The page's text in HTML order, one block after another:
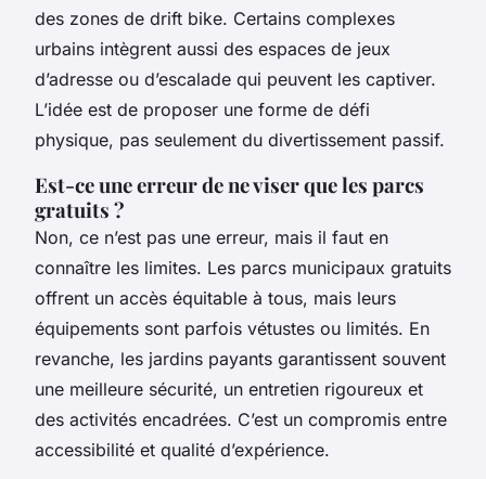
des zones de drift bike. Certains complexes
urbains intègrent aussi des espaces de jeux
d’adresse ou d’escalade qui peuvent les captiver.
L’idée est de proposer une forme de défi
physique, pas seulement du divertissement passif.
Est-ce une erreur de ne viser que les parcs
gratuits ?
Non, ce n’est pas une erreur, mais il faut en
connaître les limites. Les parcs municipaux gratuits
offrent un accès équitable à tous, mais leurs
équipements sont parfois vétustes ou limités. En
revanche, les jardins payants garantissent souvent
une meilleure sécurité, un entretien rigoureux et
des activités encadrées. C’est un compromis entre
accessibilité et qualité d’expérience.